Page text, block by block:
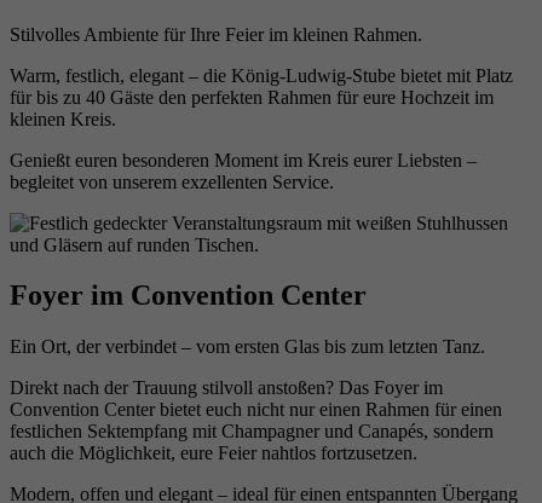
Stilvolles Ambiente für Ihre Feier im kleinen Rahmen.
Warm, festlich, elegant – die König-Ludwig-Stube bietet mit Platz
für bis zu 40 Gäste den perfekten Rahmen für eure Hochzeit im
kleinen Kreis.
Genießt euren besonderen Moment im Kreis eurer Liebsten –
begleitet von unserem exzellenten Service.
Foyer im Convention Center
Ein Ort, der verbindet – vom ersten Glas bis zum letzten Tanz.
Direkt nach der Trauung stilvoll anstoßen? Das Foyer im
Convention Center bietet euch nicht nur einen Rahmen für einen
festlichen Sektempfang mit Champagner und Canapés, sondern
auch die Möglichkeit, eure Feier nahtlos fortzusetzen.
Modern, offen und elegant – ideal für einen entspannten Übergang